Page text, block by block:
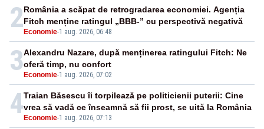
2 Economie-1 aug. 2026, 06:48
România a scăpat de retrogradarea economiei. Agenția
Fitch menține ratingul „BBB-” cu perspectivă negativă
3 Economie-1 aug. 2026, 07:02
Alexandru Nazare, după menținerea ratingului Fitch: Ne
oferă timp, nu confort
4 Economie-1 aug. 2026, 07:13
Traian Băsescu îi torpilează pe politicienii puterii: Cine
vrea să vadă ce înseamnă să fii prost, se uită la România